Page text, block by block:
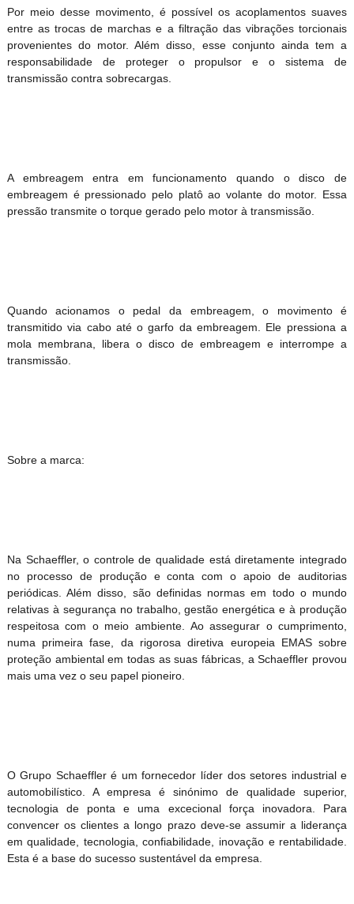
Por meio desse movimento, é possível os acoplamentos suaves
entre as trocas de marchas e a filtração das vibrações torcionais
provenientes do motor. Além disso, esse conjunto ainda tem a
responsabilidade de proteger o propulsor e o sistema de
transmissão contra sobrecargas.
A embreagem entra em funcionamento quando o disco de
embreagem é pressionado pelo platô ao volante do motor. Essa
pressão transmite o torque gerado pelo motor à transmissão.
Quando acionamos o pedal da embreagem, o movimento é
transmitido via cabo até o garfo da embreagem. Ele pressiona a
mola membrana, libera o disco de embreagem e interrompe a
transmissão.
Sobre a marca:
Na Schaeffler, o controle de qualidade está diretamente integrado
no processo de produção e conta com o apoio de auditorias
periódicas. Além disso, são definidas normas em todo o mundo
relativas à segurança no trabalho, gestão energética e à produção
respeitosa com o meio ambiente. Ao assegurar o cumprimento,
numa primeira fase, da rigorosa diretiva europeia EMAS sobre
proteção ambiental em todas as suas fábricas, a Schaeffler provou
mais uma vez o seu papel pioneiro.
O Grupo Schaeffler é um fornecedor líder dos setores industrial e
automobilístico. A empresa é sinónimo de qualidade superior,
tecnologia de ponta e uma excecional força inovadora. Para
convencer os clientes a longo prazo deve-se assumir a liderança
em qualidade, tecnologia, confiabilidade, inovação e rentabilidade.
Esta é a base do sucesso sustentável da empresa.